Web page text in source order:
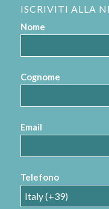
ISCRIVITI ALLA
Nome
Cognome
Email
Telefono